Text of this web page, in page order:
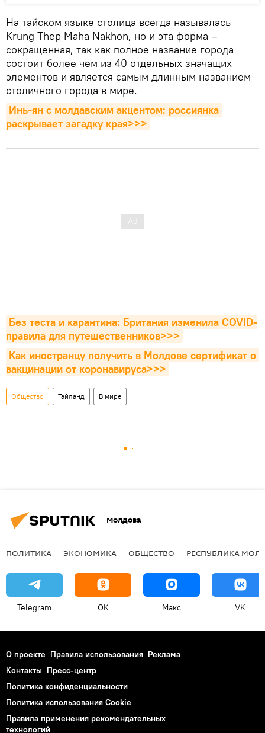
На тайском языке столица всегда называлась
Krung Thep Maha Nakhon, но и эта форма –
сокращенная, так как полное название города
состоит более чем из 40 отдельных значащих
элементов и является самым длинным названием
столичного города в мире.
Инь-ян с молдавским акцентом: россиянка
раскрывает загадку края>>>
Без теста и карантина: Британия изменила COVID-
правила для путешественников>>>
Как иностранцу получить в Молдове сертификат о
вакцинации от коронавируса>>>
Общество Тайланд В мире
Молдова
ПОЛИТИКА ЭКОНОМИКА ОБЩЕСТВО РЕСПУБЛИКА
Telegram OK Макс VK
О проекте Правила использования Реклама
Контакты Пресс-центр
Политика конфиденциальности
Политика использования Cookie
Правила применения рекомендательных
технологий